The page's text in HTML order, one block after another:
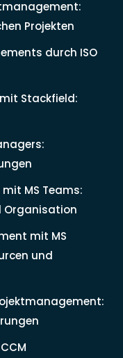
Projekten
durch ISO
Stackfield:
MS Teams:
Organisation
mit MS
und